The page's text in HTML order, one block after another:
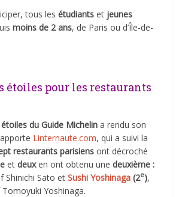
tous lesétudiants et jeunes
moins de 2 ans, de Paris ou d’Île-de-
étoiles pour les restaurants
du Guide Michelin a rendu son
Linternaute.com, qui a suivi la
restaurants parisiens ont décroché
etdeuxen ont obtenu unedeuxième :
Shinichi Sato etSushi Yoshinaga (2e),
Yoshinaga.